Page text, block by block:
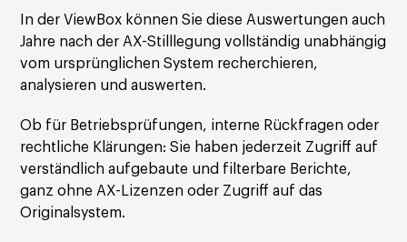
In der ViewBox können Sie diese Auswertungen auch
Jahre nach der AX-Stilllegung vollständig unabhängig
vom ursprünglichen System recherchieren,
analysieren und auswerten.
Ob für Betriebsprüfungen, interne Rückfragen oder
rechtliche Klärungen: Sie haben jederzeit Zugriff auf
verständlich aufgebaute und filterbare Berichte,
ganz ohne AX-Lizenzen oder Zugriff auf das
Originalsystem.